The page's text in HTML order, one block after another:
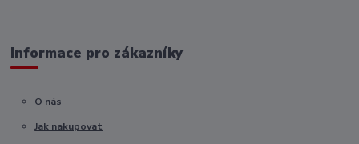
Informace pro zákazníky
O nás
Jak nakupovat